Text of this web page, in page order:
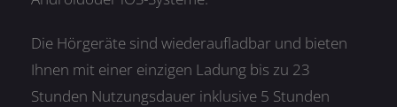
Die Hörgeräte sind wiederaufladbar und bieten
Ihnen mit einer einzigen Ladung bis zu 23
Stunden Nutzungsdauer inklusive 5 Stunden